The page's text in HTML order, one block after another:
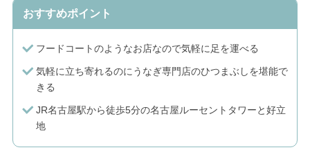
おすすめポイント
フードコートのようなお店なので気軽に足を運べる
気軽に立ち寄れるのにうなぎ専門店のひつまぶしを堪能で
きる
JR名古屋駅から徒歩5分の名古屋ルーセントタワーと好立
地